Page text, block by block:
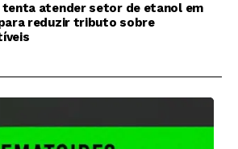
tenta atender setor de etanol em
reduzir tributo sobre